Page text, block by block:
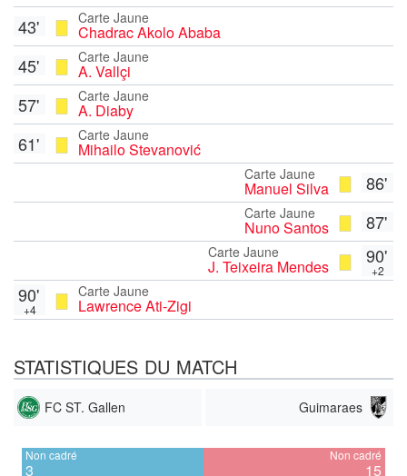
Carte Jaune
Chadrac Akolo Ababa
43'
Carte Jaune
A. Vallçi
45'
Carte Jaune
A. Diaby
57'
Carte Jaune
Mihailo Stevanović
61'
86'
Carte Jaune
Manuel Silva
87'
Carte Jaune
Nuno Santos
90'
+2
Carte Jaune
J. Teixeira Mendes
Carte Jaune
Lawrence Ati-Zigi
90'
+4
STATISTIQUES DU MATCH
FC ST. Gallen Guimaraes
Non cadré
3
Non cadré
15